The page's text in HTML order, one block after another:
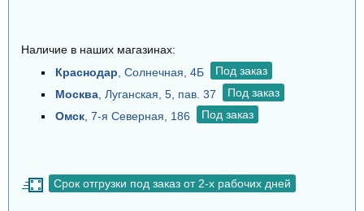
Наличие в наших магазинах:
Краснодар, Солнечная, 4Б
Под заказ
Москва, Луганская, 5, пав. 37
Под заказ
Омск, 7-я Северная, 186 Под заказ
Срок отгрузки под заказ от 2-х рабочих дней